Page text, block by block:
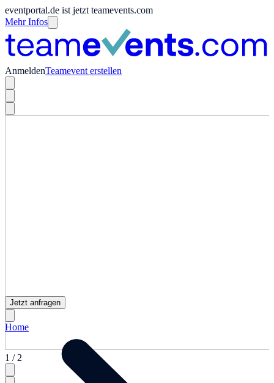
eventportal.de ist jetzt teamevents.com
Mehr Infos
AnmeldenTeamevent erstellen
1 / 2
Jetzt anfragen
Home